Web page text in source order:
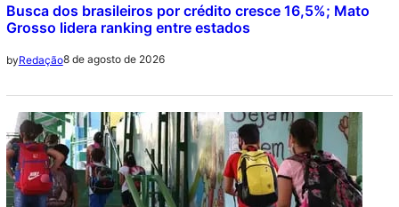
Busca dos brasileiros por crédito cresce 16,5%; Mato
Grosso lidera ranking entre estados
byRedação8 de agosto de 2026